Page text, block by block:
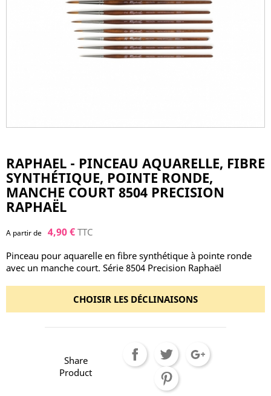
RAPHAEL - PINCEAU AQUARELLE, FIBRE
SYNTHÉTIQUE, POINTE RONDE,
MANCHE COURT 8504 PRECISION
RAPHAËL
A partir de 4,90 € TTC
Pinceau pour aquarelle en fibre synthétique à pointe ronde
avec un manche court. Série 8504 Precision Raphaël
CHOISIR LES DÉCLINAISONS
Share
Product